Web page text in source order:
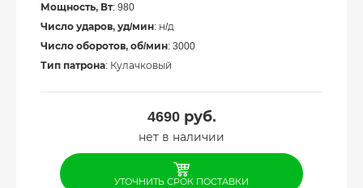
Мощность, Вт: 980
Число ударов, уд/мин: н/д
Число оборотов, об/мин: 3000
Тип патрона: Кулачковый
4690руб.
нет в наличии
УТОЧНИТЬ СРОК ПОСТАВКИ